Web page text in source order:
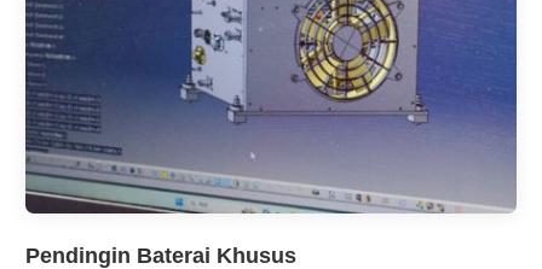
Pendingin Baterai Khusus